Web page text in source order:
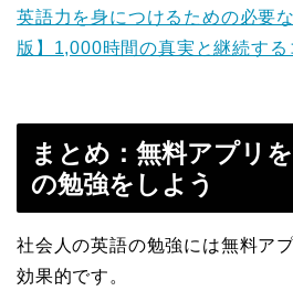
英語力を身につけるための必要
版】1,000時間の真実と継続する
まとめ：無料アプリ
の勉強をしよう
社会人の英語の勉強には無料ア
効果的です。